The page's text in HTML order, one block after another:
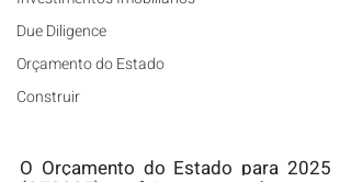
Due Diligence
Orçamento do Estado
Construir
O Orçamento do Estado para 2025